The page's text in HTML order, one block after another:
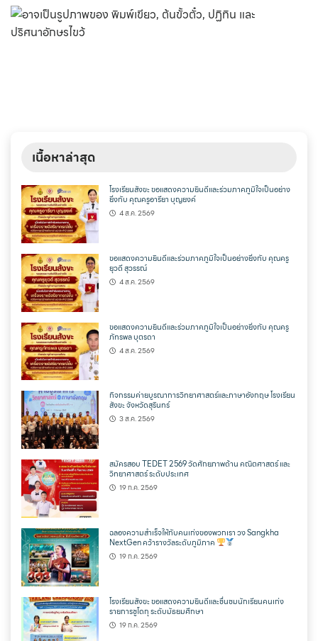
เนื้อหาล่าสุด
โรงเรียนสังขะ ขอแสดงความยินดีและร่วมภาคภูมิใจเป็นอย่าง
ยิ่งกับ คุณครูอารียา บุญยงค์
4 ส.ค. 2569
ขอแสดงความยินดีและร่วมภาคภูมิใจเป็นอย่างยิ่งกับ คุณครู
ยุวดี สุวรรณ์
4 ส.ค. 2569
ขอแสดงความยินดีและร่วมภาคภูมิใจเป็นอย่างยิ่งกับ คุณครู
ภัทรพล บุตรดา
4 ส.ค. 2569
กิจกรรมค่ายบูรณาการวิทยาศาสตร์และภาษาอังกฤษ โรงเรียน
สังขะ จังหวัดสุรินทร์
3 ส.ค. 2569
สมัครสอบ TEDET 2569 วัดศักยภาพด้าน คณิตศาสตร์ และ
วิทยาศาสตร์ ระดับประเทศ
19 ก.ค. 2569
ฉลองความสำเร็จให้กับคนเก่งของพวกเรา วง Sangkha
NextGen คว้ารางวัลระดับภูมิภาค
19 ก.ค. 2569
โรงเรียนสังขะ ขอแสดงความยินดีและชื่นชมนักเรียนคนเก่ง
รายการซูโดกุ ระดับมัธยมศึกษา
19 ก.ค. 2569